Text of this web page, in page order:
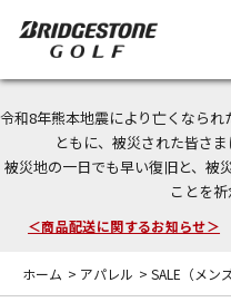
令和8年熊本地震により亡くなら
ともに、被災された皆さ
被災地の一日でも早い復旧と、被
ことを祈
今なら新規会員登録で1,000円
＜商品配送に関するお知らせ＞
＜夏季休暇中のご注文・発送・
ホーム > アパレル > SALE（メンズ